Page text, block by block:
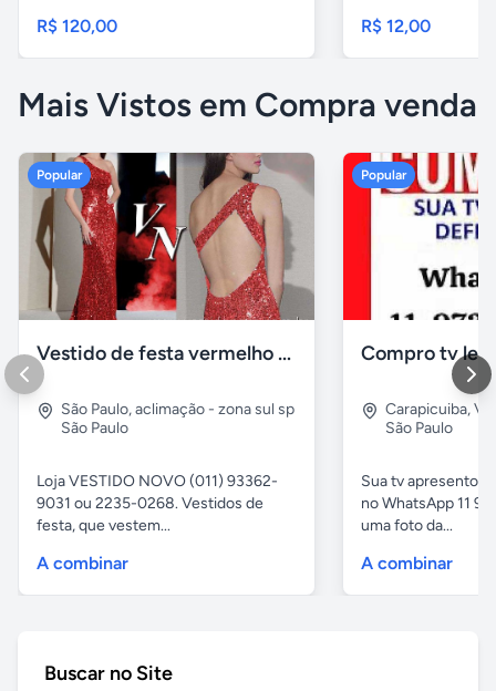
R$ 120,00 R$ 12,00
Mais Vistos em Compra venda
Popular
Vestido de festa vermelho com brilho e pedraria
São Paulo,aclimação - zona sul sp
São Paulo
Loja VESTIDO NOVO (011) 93362-
9031 ou 2235-0268. Vestidos de
festa, que vestem...
A combinar
Popular
Compro tv
Carapicuiba,
São Paulo
Sua tv apresentou
no WhatsApp 11
uma foto da...
A combinar
Buscar no Site